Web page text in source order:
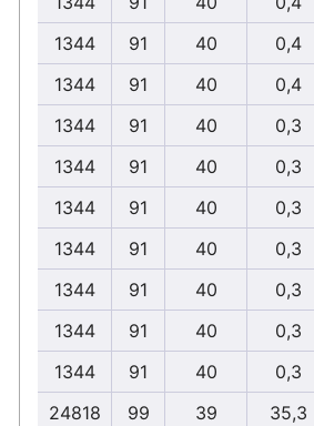
1344
91 40
0,4
1344
91 40
0,4
1344
91 40
0,3
1344
91 40
0,3
1344
91 40
0,3
1344
91 40
0,3
1344
91 40
0,3
1344
91 40
0,3
1344
91 40
0,3
24818
99 39
35,3